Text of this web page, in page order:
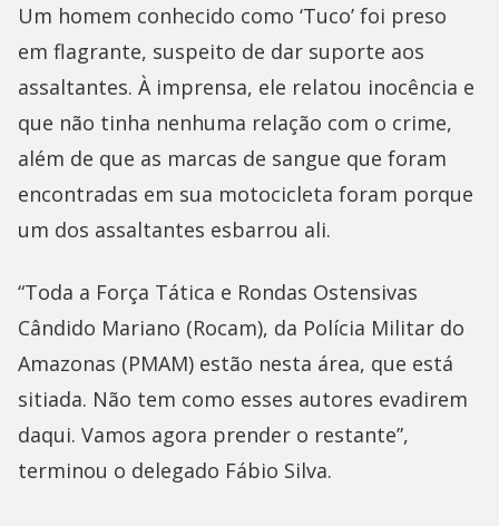
Um homem conhecido como ‘Tuco’ foi preso
em flagrante, suspeito de dar suporte aos
assaltantes. À imprensa, ele relatou inocência e
que não tinha nenhuma relação com o crime,
além de que as marcas de sangue que foram
encontradas em sua motocicleta foram porque
um dos assaltantes esbarrou ali.
“Toda a Força Tática e Rondas Ostensivas
Cândido Mariano (Rocam), da Polícia Militar do
Amazonas (PMAM) estão nesta área, que está
sitiada. Não tem como esses autores evadirem
daqui. Vamos agora prender o restante”,
terminou o delegado Fábio Silva.